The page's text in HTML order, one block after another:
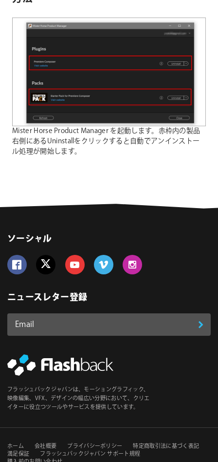
Mister Horse Product Manager を起動します。赤枠内の製品
右側にあるUninstallをクリックすると自動でアンインストー
ル処理が開始します。
ソーシャル
ニュースレター登録
Email
ス
必
須
登
フラッシュバックジャパンは、モーショングラフィック、
映像編集、VFX、デザインの幅広い分野において、クリエ
イターに役立つツールやサービスを提供しています。
セ
ホーム 会社概要 プライバシーポリシー
特定商取引法に基づく表記
満足保証
フラッシュバックジャパン サポート規程